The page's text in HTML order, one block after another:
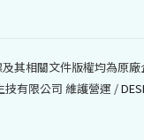
其相關文件版權均為原
技有限公司 維護營運 /